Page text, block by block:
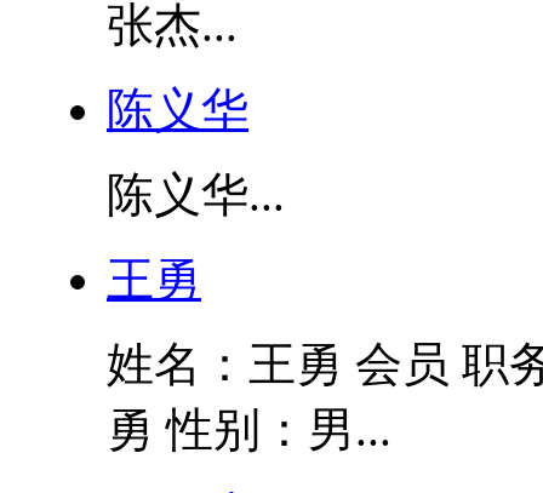
张杰...
陈义华
陈义华...
王勇
姓名：王勇 会员 职
勇 性别：男...